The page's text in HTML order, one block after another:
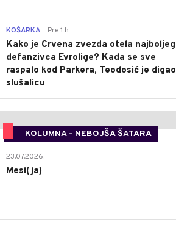
KOŠARKA Pre 1 h
Kako je Crvena zvezda otela najboljeg
defanzivca Evrolige? Kada se sve
raspalo kod Parkera, Teodosić je digao
slušalicu
KOLUMNA - NEBOJŠA ŠATARA
23.07.2026.
Mesi(ja)